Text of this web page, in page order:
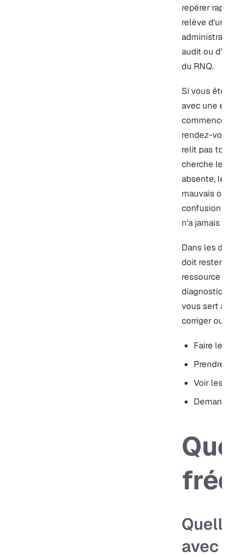
repérer
relève
audit ou
du RNQ.
Si vous
avec une
rendez-
relit pas
cherche le
absente,
mauvais
confusion
n’a jamais
Dans les
doit rester
ressource
diagnostic
vous sert
corriger
Faire
Voir les
avec